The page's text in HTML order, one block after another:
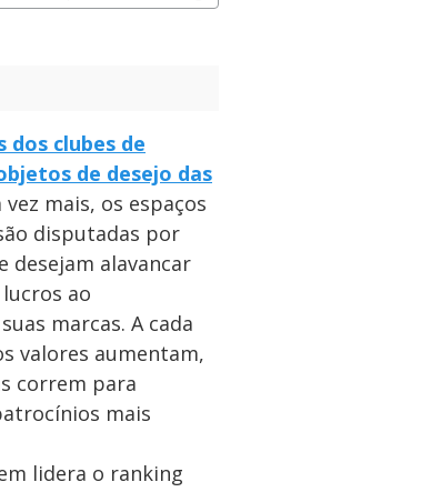
dos clubes de
de desejo das
vez mais, os espaços
disputadas por
desejam alavancar
ao
marcas. A cada
valores aumentam,
correm para
mais
lidera o ranking